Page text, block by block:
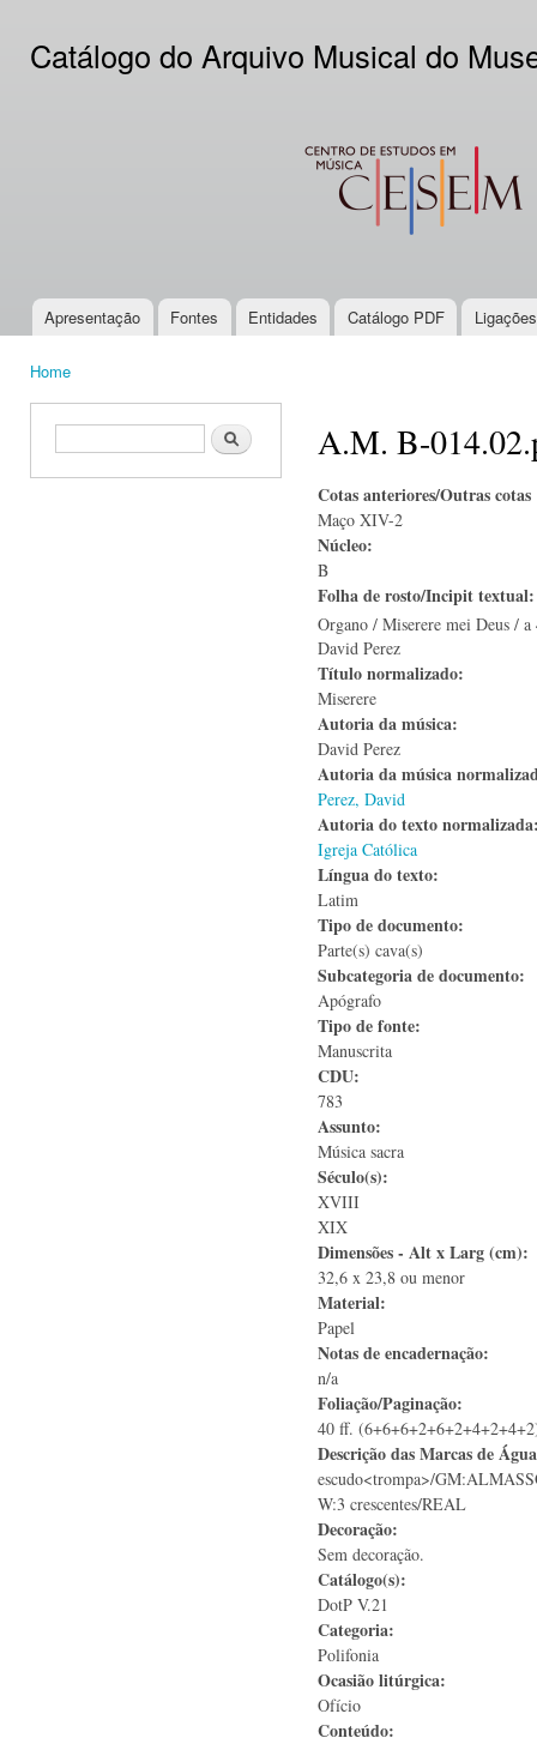
Catálogo do Arquivo Musical do
CESEM
Main menu
Apresentação Fontes Entidades Catálogo PDF
Home
Search form Search A.M. B-
Cotas anteriores/Outras
Maço XIV-2
Núcleo:
B
Folha de rosto/Incipit
Organo / Miserere mei Deus /
David Perez
Título normalizado:
Miserere
Autoria da música:
David Perez
Autoria da música
Perez, David
Autoria do texto
Igreja Católica
Língua do texto:
Latim
Tipo de documento:
Parte(s) cava(s)
Subcategoria de documento:
Apógrafo
Tipo de fonte:
Manuscrita
CDU:
783
Assunto:
Música sacra
Século(s):
XVIII
XIX
Dimensões - Alt x Larg (cm):
32,6 x 23,8 ou menor
Material:
Papel
Notas de encadernação:
n/a
Foliação/Paginação:
40 ff.
Descrição das Marcas de
escudo<trompa>/
W:3 crescentes/REAL
Decoração:
Sem decoração.
Catálogo(s):
DotP V.21
Categoria:
Polifonia
Ocasião litúrgica:
Ofício
Conteúdo: